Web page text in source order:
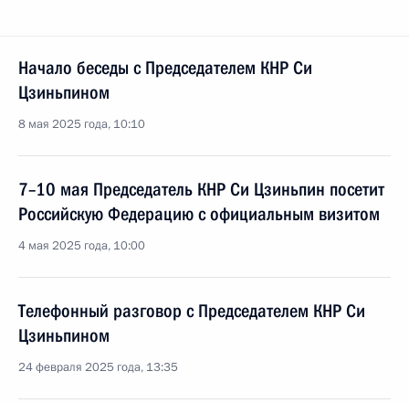
Начало беседы с Председателем КНР Си
Цзиньпином
8 мая 2025 года, 10:10
7–10 мая Председатель КНР Си Цзиньпин посетит
Российскую Федерацию с официальным визитом
4 мая 2025 года, 10:00
Телефонный разговор с Председателем КНР Си
Цзиньпином
24 февраля 2025 года, 13:35